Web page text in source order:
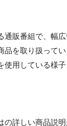
通販番組で、
品を取り扱って
用している様
の詳しい商品